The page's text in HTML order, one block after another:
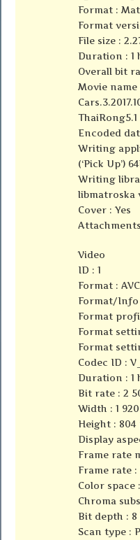
Format :
Format
File size :
Duration : 1
Overall bit
Movie name
ThaiRong5.1
Encoded
Writing
(‘Pick Up’)
Writing
libmatroska
Cover : Yes
Video
ID : 1
Format : AVC
Format/Info
Format
Format
Format
Codec ID :
Duration : 1
Bit rate : 2
Width : 1
Height : 804
Display
Frame rate
Frame rate :
Color space
Chroma
Bit depth : 8
Scan type :